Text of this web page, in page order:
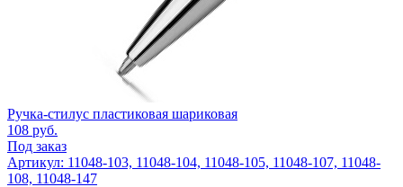
Ручка-стилус пластиковая шариковая
108 руб.
Под заказ
Артикул: 11048-103, 11048-104, 11048-105, 11048-107, 11048-
108, 11048-147